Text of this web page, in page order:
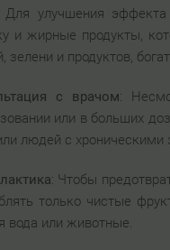
Для улучшения эффекта
и жирные продукты,
зелени и продуктов,
с врачом:
или в больших
людей с хроническими
: Чтобы
только чистые
вода или животные.